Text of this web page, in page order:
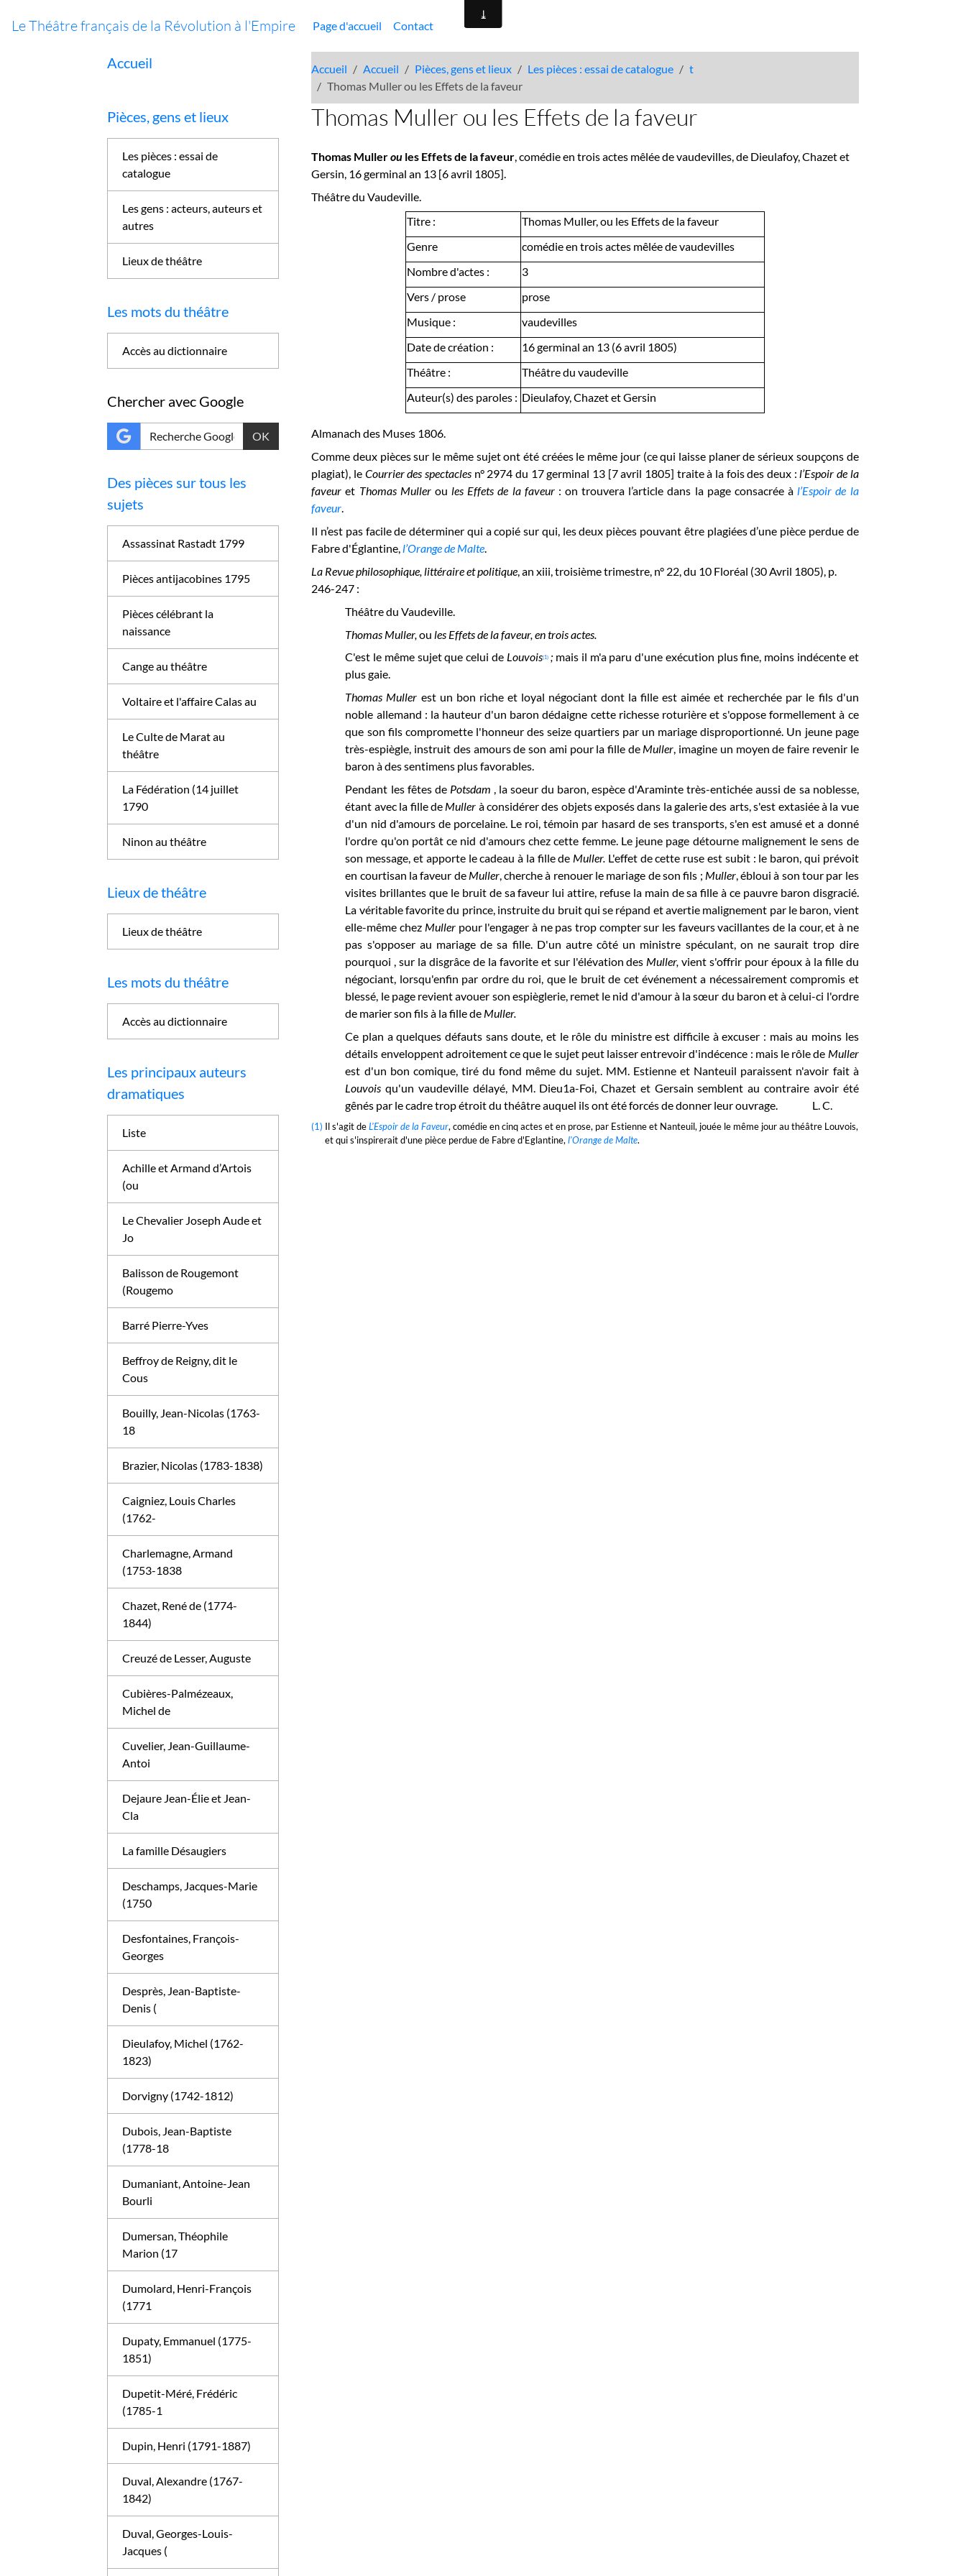
Le Théâtre français de la Révolution à l'Empire Page d'accueil Contact
Accueil Accueil Pièces, gens et lieux Les pièces : essai de catalogue
t
Thomas Muller ou les Effets de la faveur
Thomas Muller ou les Effets de la faveur
Thomas Mullerou les Effets de la faveur, comédie en trois actes mêlée de vaudevilles, de Dieulafoy, Chazet et
Gersin, 16 germinal an 13 [6 avril 1805].
Théâtre du Vaudeville.
Titre :
Thomas Muller, ou les Effets de la faveur
Genre
comédie en trois actes mêlée de vaudevilles
Nombre d'actes :
3
Vers / prose
prose
Musique :
vaudevilles
Date de création :
16 germinal an 13 (6 avril 1805)
Théâtre :
Théâtre du vaudeville
Auteur(s) des paroles : Dieulafoy, Chazet et Gersin
Almanach des Muses 1806.
Comme deux pièces sur le même sujet ont été créées le même jour (ce qui laisse planer de sérieux soupçons de
plagiat), le Courrier des spectaclesn° 2974 du 17 germinal 13 [7 avril 1805] traite à la fois des deux : l’Espoir de la
faveur et Thomas Mullerou les Effets de la faveur: on trouvera l’article dans la page consacrée à l’Espoir de la
faveur
Il n’est pas facile de déterminer qui a copié sur qui, les deux pièces pouvant être plagiées d’une pièce perdue de
Fabre d'Églantine, l’Orange de Malte
La Revue philosophique, littéraire et politique , an xiii, troisième trimestre, n° 22, du 10 Floréal (30 Avril 1805), p.
246-247 :
Théâtre du Vaudeville.
Thomas Muller,ou les Effets de la faveur, en trois actes.
C'est le même sujet que celui de Louvois(1); mais il m'a paru d'une exécution plus fine, moins indécente et
plus gaie.
Thomas Muller est un bon riche et loyal négociant dont la fille est aimée et recherchée par le fils d'un
noble allemand : la hauteur d'un baron dédaigne cette richesse roturière et s'oppose formellement à ce
que son fils compromette l'honneur des seize quartiers par un mariage disproportionné. Un jeune page
très-espiègle, instruit des amours de son ami pour la fille de Muller, imagine un moyen de faire revenir le
baron à des sentimens plus favorables.
Pendant les fêtes de Potsdam , la soeur du baron, espèce d'Araminte très-entichée aussi de sa noblesse,
étant avec la fille de Muller à considérer des objets exposés dans la galerie des arts, s'est extasiée à la vue
d'un nid d'amours de porcelaine. Le roi, témoin par hasard de ses transports, s'en est amusé et a donné
l'ordre qu'on portât ce nid d'amours chez cette femme. Le jeune page détourne malignement le sens de
son message, et apporte le cadeau à la fille de Muller. L'effet de cette ruse est subit : le baron, qui prévoit
en courtisan la faveur de Muller, cherche à renouer le mariage de son fils ; Muller, ébloui à son tour par les
visites brillantes que le bruit de sa faveur lui attire, refuse la main de sa fille à ce pauvre baron disgracié.
La véritable favorite du prince, instruite du bruit qui se répand et avertie malignement par le baron, vient
elle-même chez Muller pour l'engager à ne pas trop compter sur les faveurs vacillantes de la cour, et à ne
pas s'opposer au mariage de sa fille. D'un autre côté un ministre spéculant, on ne saurait trop dire
pourquoi , sur la disgrâce de la favorite et sur l'élévation des Muller,vient s'offrir pour époux à la fille du
négociant, lorsqu'enfin par ordre du roi, que le bruit de cet événement a nécessairement compromis et
blessé, le page revient avouer son espièglerie, remet le nid d'amour à la sœur du baron et à celui-ci l'ordre
de marier son fils à la fille de Muller.
Ce plan a quelques défauts sans doute, et le rôle du ministre est difficile à excuser : mais au moins les
détails enveloppent adroitement ce que le sujet peut laisser entrevoir d'indécence : mais le rôle de Muller
est d'un bon comique, tiré du fond même du sujet. MM. Estienne et Nanteuil paraissent n'avoir fait à
Louvoisqu'un vaudeville délayé, MM. Dieu1a-Foi, Chazet et Gersain semblent au contraire avoir été
gênés par le cadre trop étroit du théâtre auquel ils ont été forcés dedonner leur ouvrage. L. C.
(1) Il s'agit deL'Espoir de la Faveur, comédie en cinq actes et en prose, par Estienne et Nanteuil, jouée le même jour au théâtre Louvois,
et qui s'inspirerait d'une pièce perdue de Fabre d'Eglantine,l'Orange de Malte.
Accueil
Pièces, gens et lieux
Les pièces : essai de
catalogue
Les gens : acteurs, auteurs et
autres
Lieux de théâtre
Les mots du théâtre
Accès au dictionnaire
Chercher avec Google
OK
Des pièces sur tous les
sujets
Assassinat Rastadt 1799
Pièces antijacobines 1795
Pièces célébrant la
naissance
Cange au théâtre
Voltaire et l'affaire Calas au
Le Culte de Marat au
théâtre
La Fédération (14 juillet
1790
Ninon au théâtre
Lieux de théâtre
Lieux de théâtre
Les mots du théâtre
Accès au dictionnaire
Les principaux auteurs
dramatiques
Liste
Achille et Armand d’Artois
(ou
Le Chevalier Joseph Aude et
Jo
Balisson de Rougemont
(Rougemo
Barré Pierre-Yves
Beffroy de Reigny, dit le
Cous
Bouilly, Jean-Nicolas (1763-
18
Brazier, Nicolas (1783-1838)
Caigniez, Louis Charles
(1762-
Charlemagne, Armand
(1753-1838
Chazet, René de (1774-
1844)
Creuzé de Lesser, Auguste
Cubières-Palmézeaux,
Michel de
Cuvelier, Jean-Guillaume-
Antoi
Dejaure Jean-Élie et Jean-
Cla
La famille Désaugiers
Deschamps, Jacques-Marie
(1750
Desfontaines, François-
Georges
Desprès, Jean-Baptiste-
Denis (
Dieulafoy, Michel (1762-
1823)
Dorvigny (1742-1812)
Dubois, Jean-Baptiste
(1778-18
Dumaniant, Antoine-Jean
Bourli
Dumersan, Théophile
Marion (17
Dumolard, Henri-François
(1771
Dupaty, Emmanuel (1775-
1851)
Dupetit-Méré, Frédéric
(1785-1
Dupin, Henri (1791-1887)
Duval, Alexandre (1767-
1842)
Duval, Georges-Louis-
Jacques (